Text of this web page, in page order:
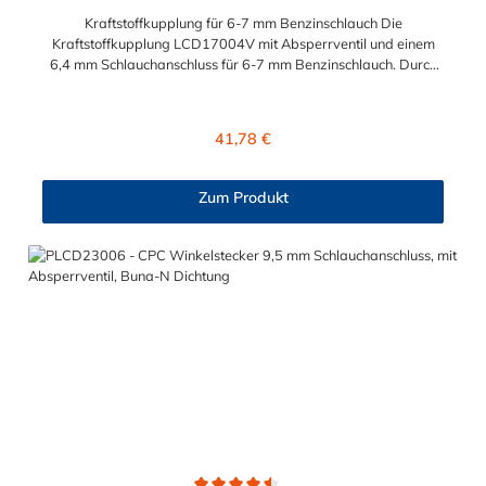
Kraftstoffkupplung für 6-7 mm Benzinschlauch Die
Kraftstoffkupplung LCD17004V mit Absperrventil und einem
6,4 mm Schlauchanschluss für 6-7 mm Benzinschlauch. Durch
Regulärer Preis:
41,78 €
Zum Produkt